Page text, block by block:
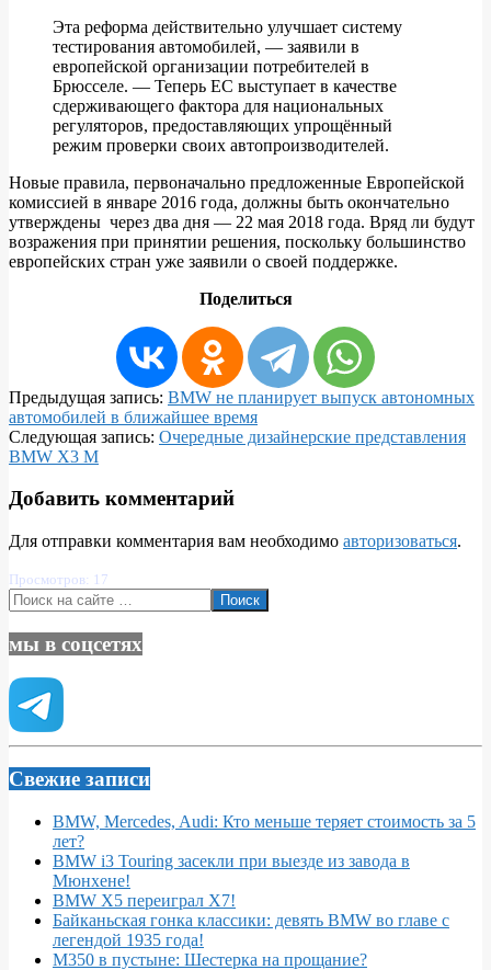
Эта реформа действительно улучшает систему
тестирования автомобилей, — заявили в
европейской организации потребителей в
Брюсселе. — Теперь ЕС выступает в качестве
сдерживающего фактора для национальных
регуляторов, предоставляющих упрощённый
режим проверки своих автопроизводителей.
Новые правила, первоначально предложенные Европейской
комиссией в январе 2016 года, должны быть окончательно
утверждены через два дня — 22 мая 2018 года. Вряд ли будут
возражения при принятии решения, поскольку большинство
европейских стран уже заявили о своей поддержке.
Поделиться
2018-
04-
20
Предыдущая запись: BMW не планирует выпуск автономных
автомобилей в ближайшее время
Следующая запись: Очередные дизайнерские представления
BMW X3 M
Добавить комментарий
Для отправки комментария вам необходимо авторизоваться.
Просмотров: 17
Поиск
мы в соцсетях
Свежие записи
BMW, Mercedes, Audi: Кто меньше теряет стоимость за 5
лет?
BMW i3 Touring засекли при выезде из завода в
Мюнхене!
BMW X5 переиграл X7!
Байканьская гонка классики: девять BMW во главе с
легендой 1935 года!
M350 в пустыне: Шестерка на прощание?